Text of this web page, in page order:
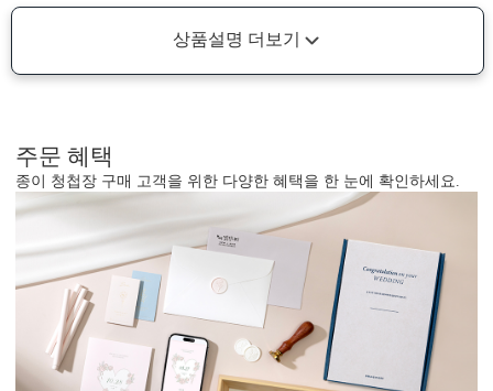
형태 및 구성
카드 115x173(mm) / 세로엽서형 / 봉투120x180(mm)
봉합용 스티커 기본 구성입니다.
흰색 봉투를 기본으로 제공하는 카드입니다. (변경 가능)
상품설명 더보기
주문 혜택
종이 청첩장 구매 고객을 위한 다양한 혜택을 한 눈에 확인하세요.